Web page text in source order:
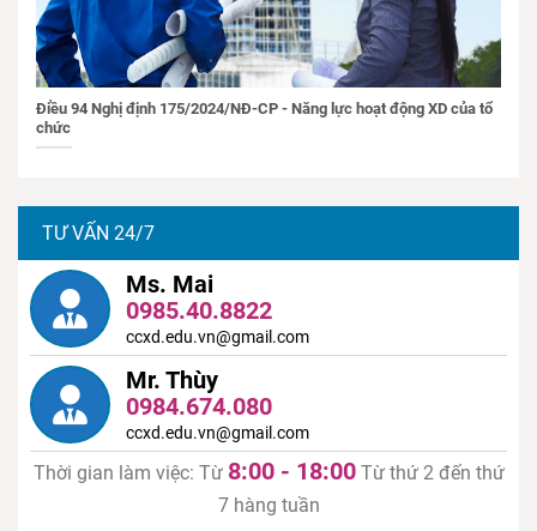
Điều 94 Nghị định 175/2024/NĐ-CP - Năng lực hoạt động XD của tổ
chức
TƯ VẤN 24/7
Ms. Mai
0985.40.8822
ccxd.edu.vn@gmail.com
Mr. Thùy
0984.674.080
ccxd.edu.vn@gmail.com
Thời gian làm việc: Từ 8:00 - 18:00Từ thứ 2 đến thứ
7 hàng tuần